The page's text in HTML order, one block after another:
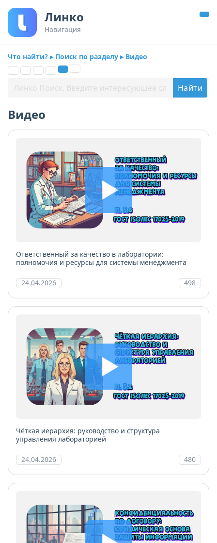
Линко
Навигация
Что найти? ▸ Поиск по разделу ▸ Видео
Видео
Ответственный за качество в лаборатории:
полномочия и ресурсы для системы менеджмента
24.04.2026 498
Чёткая иерархия: руководство и структура
управления лабораторией
24.04.2026 480